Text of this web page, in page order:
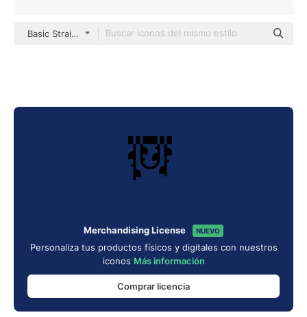
Basic Straight Filled
Merchandising License NUEVO
Personaliza tus productos físicos y digitales con nuestros
iconos Más información
Comprar licencia